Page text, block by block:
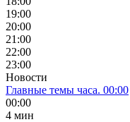
19:00
20:00
21:00
22:00
23:00
Новости
Главные темы часа. 00:00
00:00
4 мин